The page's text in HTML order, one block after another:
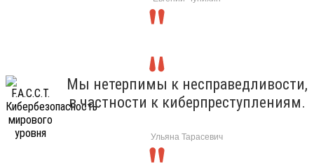
Мы нетерпимы к несправедливости,
в частности к киберпреступлениям.
Ульяна Тарасевич